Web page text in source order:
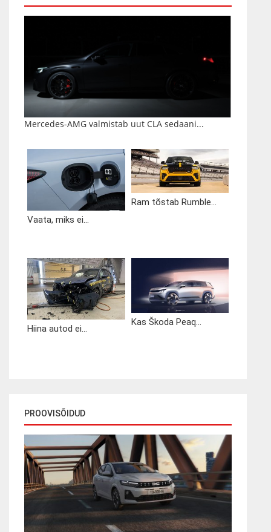
Mercedes-AMG valmistab uut CLA sedaani...
Vaata, miks ei...
Ram tõstab Rumble...
Hiina autod ei...
Kas Škoda Peaq...
PROOVISÕIDUD